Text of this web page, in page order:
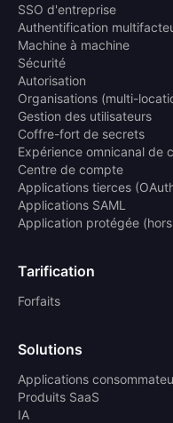
SSO d'entreprise
Authentification
Machine à machine
Sécurité
Autorisation
Organisations (multi-
Gestion des utilisateurs
Coffre-fort de secrets
Expérience omnicanal de
Centre de compte
Applications tierces
Applications SAML
Application protégée (hors
Tarification
Forfaits
Solutions
Applications
Produits SaaS
IA